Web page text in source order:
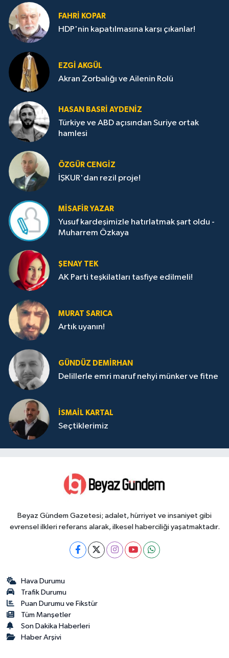
FAHRI KOPAR
HDP'nin kapatılmasına karşı çıkanlar!
EZGI AKGÜL
Akran Zorbalığı ve Ailenin Rolü
HASAN BASRI AYDENIZ
Türkiye ve ABD açısından Suriye ortak
hamlesi
ÖZGÜR CENGIZ
İŞKUR'dan rezil proje!
MISAFIR YAZAR
Yusuf kardeşimizle hatırlatmak şart oldu -
Muharrem Özkaya
ŞENAY TEK
AK Parti teşkilatları tasfiye edilmeli!
MURAT SARICA
Artık uyanın!
GÜNDÜZ DEMIRHAN
Delillerle emri maruf nehyi münker ve fitne
İSMAIL KARTAL
Seçtiklerimiz
Beyaz Gündem Gazetesi; adalet, hürriyet ve insaniyet gibi
evrensel ilkleri referans alarak, ilkesel haberciliği yaşatmaktadır.
Hava Durumu
Trafik Durumu
Puan Durumu ve Fikstür
Tüm Manşetler
Son Dakika Haberleri
Haber Arşivi